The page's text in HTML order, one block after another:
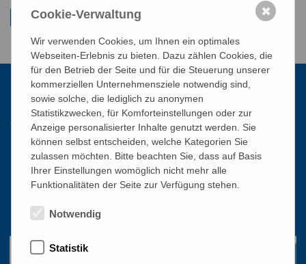
Kontakt
Katholisches Bildungswerk Wien
1010 Wien, Stephansplatz 3
office@bildungswerk.at
Cookie-Verwaltung
Wir verwenden Cookies, um Ihnen ein optimales
Webseiten-Erlebnis zu bieten. Dazu zählen Cookies, die
für den Betrieb der Seite und für die Steuerung unserer
kommerziellen Unternehmensziele notwendig sind,
sowie solche, die lediglich zu anonymen
Statistikzwecken, für Komforteinstellungen oder zur
Anzeige personalisierter Inhalte genutzt werden. Sie
können selbst entscheiden, welche Kategorien Sie
zulassen möchten. Bitte beachten Sie, dass auf Basis
Ihrer Einstellungen womöglich nicht mehr alle
Funktionalitäten der Seite zur Verfügung stehen.
Notwendig
Statistik
✖